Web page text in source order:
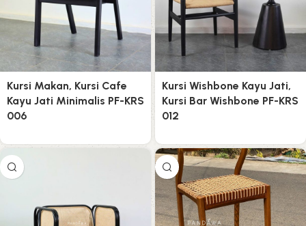
Kursi Makan, Kursi Cafe
Kayu Jati Minimalis PF-KRS
006
Kursi Wishbone Kayu Jati,
Kursi Bar Wishbone PF-KRS
012